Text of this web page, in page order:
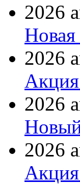
2026
2026
2026
2026
Акция